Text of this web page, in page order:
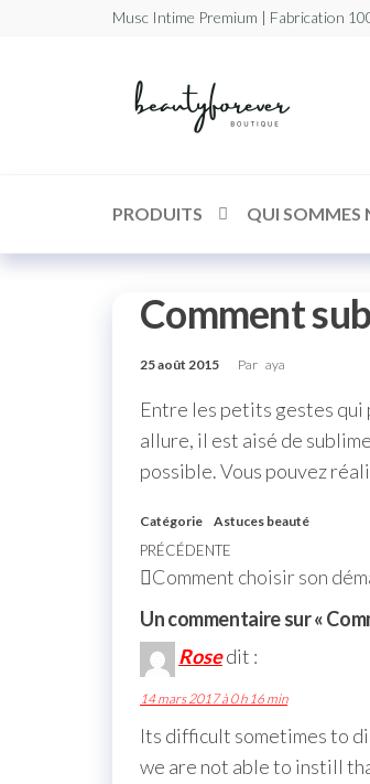
Musc Intime Premium | Fabrication
PRODUITS QUI SOMMES
Comment
25 août 2015 Par aya
Entre les petits gestes qui
allure, il est aisé de
possible. Vous pouvez
Catégorie Astuces beauté
PRÉCÉDENTE
Comment choisir son
Un commentaire sur «
Rosedit :
14 mars 2017 à 0 h 16 min
Its difficult sometimes to
we are not able to instill